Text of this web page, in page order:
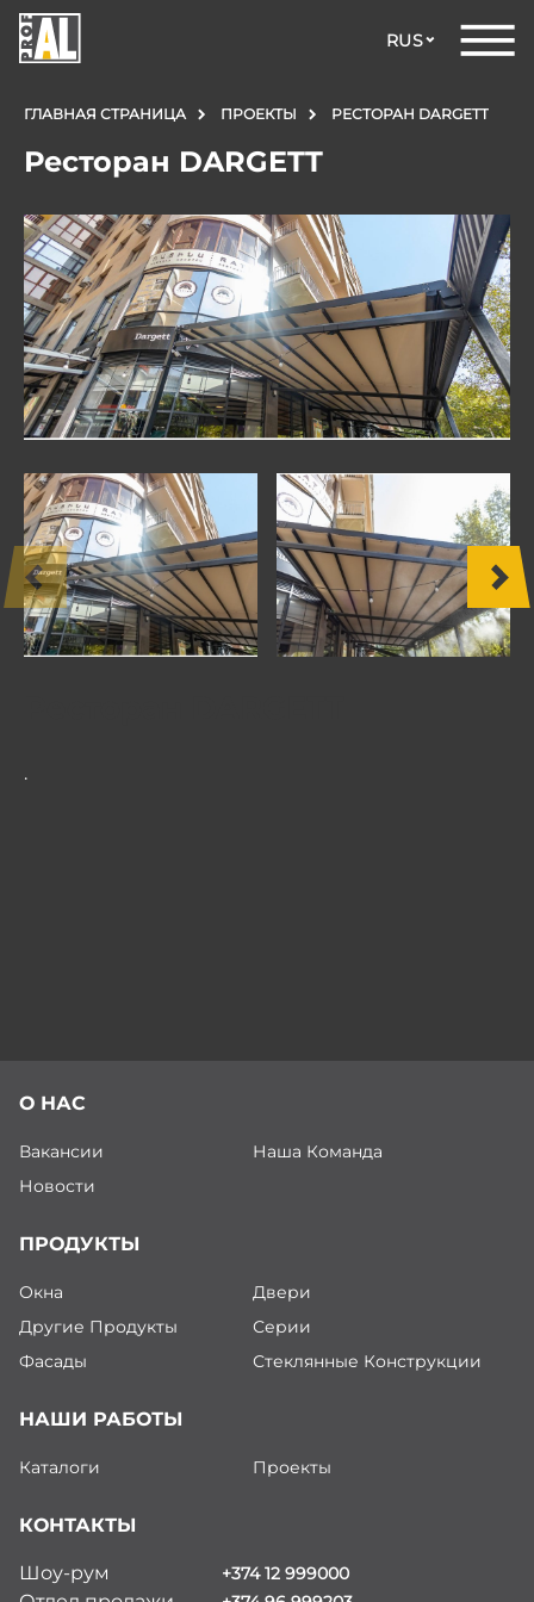
RUS
ДВЕРИ
ОКНА
СТЕКЛЯННЫЕ
КОНСТРУКЦИИ
ФАСАДЫ
ДРУГИЕ
ПРОДУКТЫ
ГЛАВНАЯ СТРАНИЦА ПРОЕКТЫ РЕСТОРАН DARGETT
Ресторан DARGETT
.
О НАС
Вакансии
Наша Команда
Новости
ПРОДУКТЫ
Окна
Двери
Другие Продукты
Серии
Фасады
Стеклянные Конструкции
НАШИ РАБОТЫ
Каталоги Проекты
КОНТАКТЫ
Шоу-рум +374 12 999000